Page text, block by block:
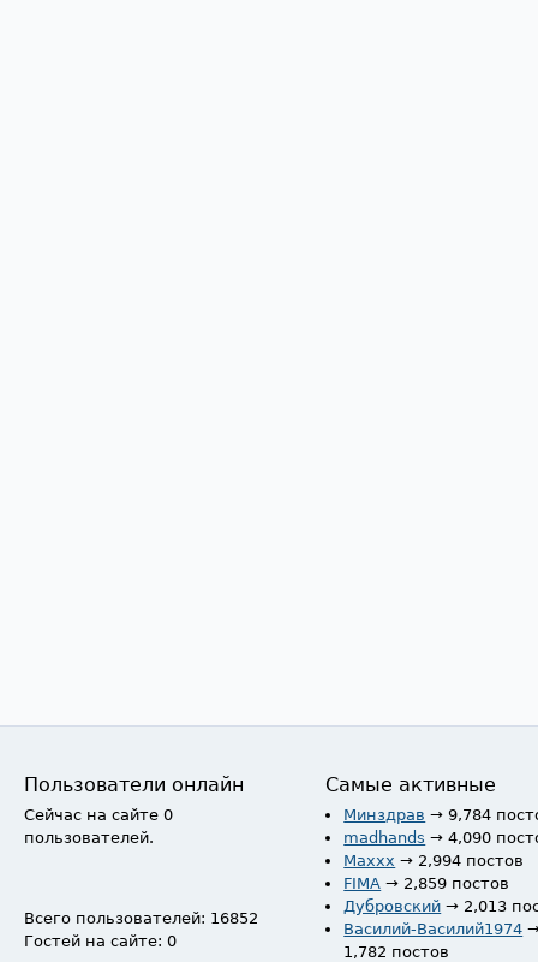
Пользователи онлайн
Сейчас на сайте 0
пользователей.
Всего пользователей: 16852
Гостей на сайте: 0
Самые активные
Минздрав → 9,784
madhands → 4,090
Maxxx → 2,994 постов
FIMA → 2,859 постов
Дубровский → 2,013
Василий-Василий1974
1,782 постов